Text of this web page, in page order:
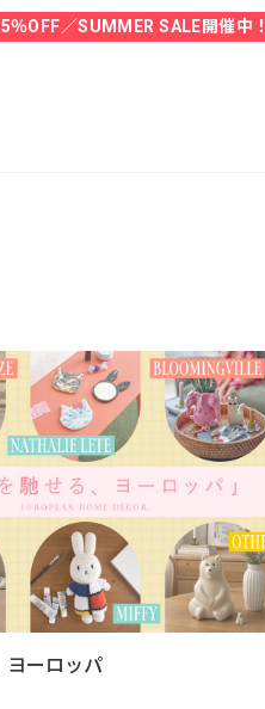
％OFF／SUMMER SALE開催中！
ヨーロッパ